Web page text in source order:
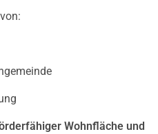
Wohnfläche und